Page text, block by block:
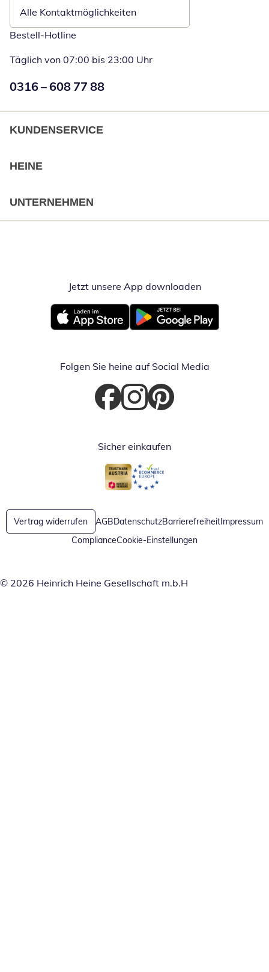
Alle Kontaktmöglichkeiten
Bestell-Hotline
Täglich von 07:00 bis 23:00 Uhr
Numéro de téléphone:
0316 – 608 77 88
KUNDENSERVICE
HEINE
UNTERNEHMEN
Jetzt unsere App downloadenÖffnet in
Öffnet in neuem FensterÖffnet in neuem Fenster
Folgen Sie heine auf Social Media
Öffnet in neuem Fenster
Öffnet in neuem Fenster
Öffnet in neuem Fenster
Sicher einkaufen
Öffnet in neuem Fenster
Öffnet in neuem Fenster
Vertrag widerrufen AGBDatenschutzBarrierefreiheitImpressum
ComplianceCookie-Einstellungen
© 2026 Heinrich Heine Gesellschaft m.b.H